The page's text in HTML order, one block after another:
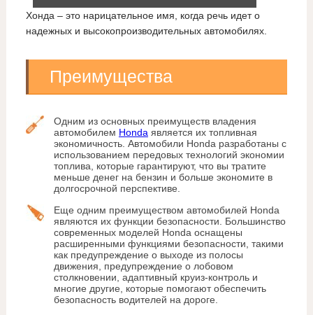
Хонда – это нарицательное имя, когда речь идет о
надежных и высокопроизводительных автомобилях.
Преимущества
Одним из основных преимуществ владения
автомобилем Hondaявляется их топливная
экономичность. Автомобили Honda разработаны с
использованием передовых технологий экономии
топлива, которые гарантируют, что вы тратите
меньше денег на бензин и больше экономите в
долгосрочной перспективе.
Еще одним преимуществом автомобилей Honda
являются их функции безопасности. Большинство
современных моделей Honda оснащены
расширенными функциями безопасности, такими
как предупреждение о выходе из полосы
движения, предупреждение о лобовом
столкновении, адаптивный круиз-контроль и
многие другие, которые помогают обеспечить
безопасность водителей на дороге.